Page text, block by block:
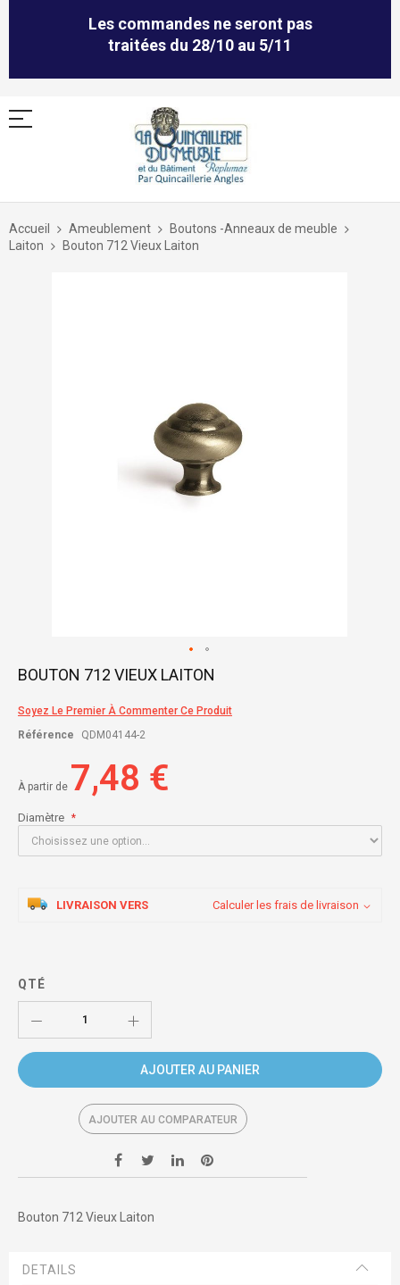
Les commandes ne seront pas
traitées du 28/10 au 5/11
Allez
contenu
Accueil Ameublement
Boutons -Anneaux de meuble
Laiton
Bouton 712 Vieux Laiton
Skip
beginning
of
gallery
BOUTON 712 VIEUX LAITON
Soyez Le Premier À Commenter Ce Produit
Référence
QDM04144-2
À partir de 7,48 €
Diamètre
LIVRAISON VERS Calculer les frais de livraison
QTÉ
AJOUTER AU PANIER
AJOUTER AU COMPARATEUR
Bouton 712 Vieux Laiton
DETAILS